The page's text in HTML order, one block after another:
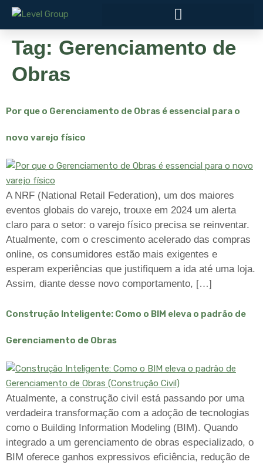
Tag: Gerenciamento de
Obras
Por que o Gerenciamento de Obras é essencial para o
novo varejo físico
A NRF (National Retail Federation), um dos maiores
eventos globais do varejo, trouxe em 2024 um alerta
claro para o setor: o varejo físico precisa se reinventar.
Atualmente, com o crescimento acelerado das compras
online, os consumidores estão mais exigentes e
esperam experiências que justifiquem a ida até uma loja.
Assim, diante desse novo comportamento, […]
Construção Inteligente: Como o BIM eleva o padrão de
Gerenciamento de Obras
Atualmente, a construção civil está passando por uma
verdadeira transformação com a adoção de tecnologias
como o Building Information Modeling (BIM). Quando
integrado a um gerenciamento de obras especializado, o
BIM oferece ganhos expressivos eficiência, redução de